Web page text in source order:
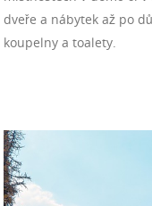
dveře a nábytek až po
koupelny a toalety.